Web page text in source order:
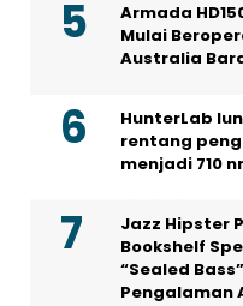
Armada
Mulai
Australia
HunterLab
rentang
menjadi 710
Jazz Hipster
Bookshelf
“Sealed
Pengalaman